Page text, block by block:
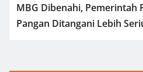
MBG Dibenahi, Pemerintah
Pangan Ditangani Lebih